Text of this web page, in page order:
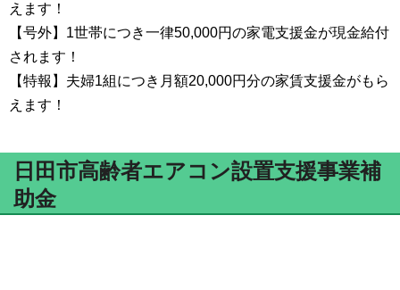
えます！
【号外】1世帯につき一律50,000円の家電支援金が現金給付
されます！
【特報】夫婦1組につき月額20,000円分の家賃支援金がもら
えます！
日田市高齢者エアコン設置支援事業補
助金